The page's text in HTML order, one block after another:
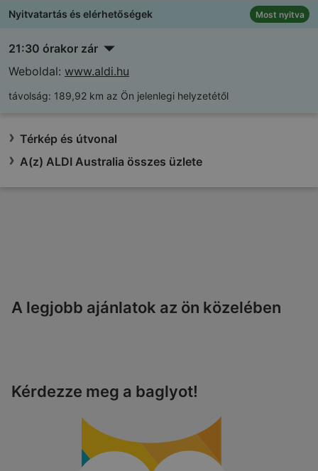
Nyitvatartás és elérhetőségek Most nyitva
21:30 órakor zár
Weboldal: www.aldi.hu
távolság: 189,92 km az Ön jelenlegi helyzetétől
Térkép és útvonal
A(z) ALDI Australia összes üzlete
A legjobb ajánlatok az ön közelében
Kérdezze meg a baglyot!